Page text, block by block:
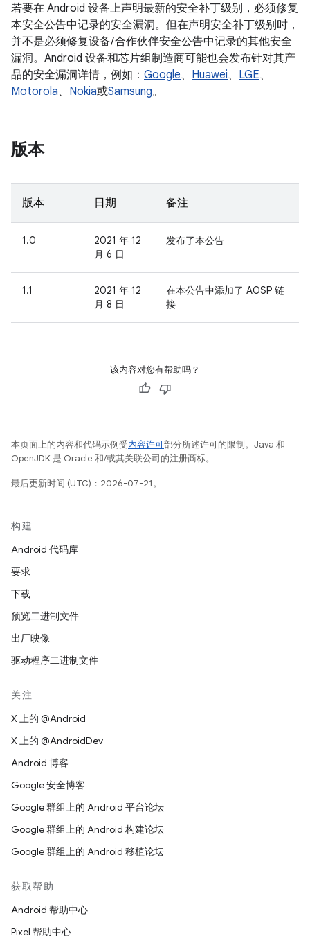
若要在 Android 设备上声明最新的安全补丁级别，必须修复
本安全公告中记录的安全漏洞。但在声明安全补丁级别时，
并不是必须修复设备/ 合作伙伴安全公告中记录的其他安全
漏洞。Android 设备和芯片组制造商可能也会发布针对其产
品的安全漏洞详情，例如： Google、 Huawei、 LGE、
Motorola、 Nokia或Samsung。
版本
版本 日期 备注
1.0
2021 年 12
月 6 日
发布了本公告
1.1
2021 年 12
月 8 日
在本公告中添加了 AOSP 链
接
该内容对您有帮助吗？
本页面上的内容和代码示例受内容许可部分所述许可的限制。Java 和
OpenJDK 是 Oracle 和/或其关联公司的注册商标。
最后更新时间 (UTC)：2026-07-21。
构建
Android 代码库
要求
下载
预览二进制文件
出厂映像
驱动程序二进制文件
关注
X 上的 @Android
X 上的 @AndroidDev
Android 博客
Google 安全博客
Google 群组上的 Android 平台论坛
Google 群组上的 Android 构建论坛
Google 群组上的 Android 移植论坛
获取帮助
Android 帮助中心
Pixel 帮助中心